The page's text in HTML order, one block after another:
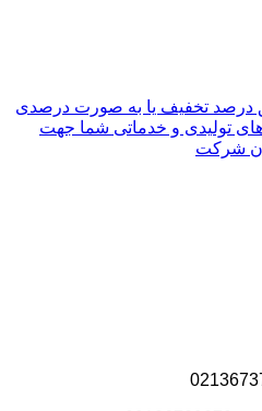
درصد تخفیف یا به صورت درصدی
تولیدی و خدماتی شما جهت
شرکت